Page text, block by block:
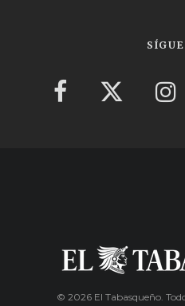
© 2026 El Tabasqueño.